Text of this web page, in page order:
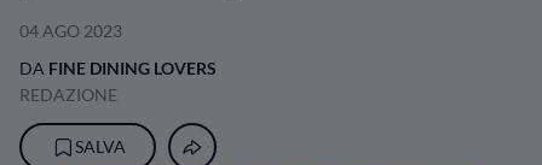
04 AGO 2023
DA FINE DINING LOVERS
REDAZIONE
SALVA